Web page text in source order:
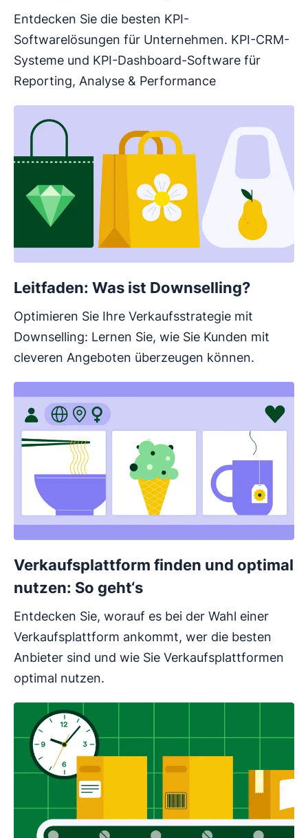
Entdecken Sie die besten KPI-
Softwarelösungen für Unternehmen. KPI-CRM-
Systeme und KPI-Dashboard-Software für
Reporting, Analyse & Performance
Leitfaden: Was ist Downselling?
Optimieren Sie Ihre Verkaufsstrategie mit
Downselling: Lernen Sie, wie Sie Kunden mit
cleveren Angeboten überzeugen können.
Verkaufsplattform finden und optimal
nutzen: So geht‘s
Entdecken Sie, worauf es bei der Wahl einer
Verkaufsplattform ankommt, wer die besten
Anbieter sind und wie Sie Verkaufsplattformen
optimal nutzen.